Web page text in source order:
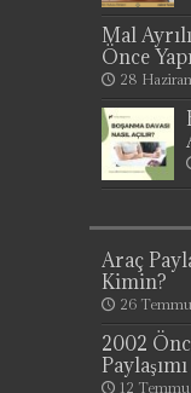
Mal
Önce
28
Araç
Kimin?
26
2002
12